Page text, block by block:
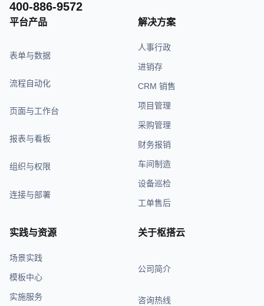
400-886-9572
平台产品
表单与数据
流程自动化
页面与工作台
报表与看板
组织与权限
连接与部署
解决方案
人事行政
进销存
CRM 销售
项目管理
采购管理
财务报销
车间制造
设备巡检
工单售后
实践与资源
场景实践
模板中心
实施服务
关于枢搭云
公司简介
咨询热线